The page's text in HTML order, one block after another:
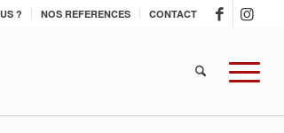
? NOS REFERENCES CONTACT